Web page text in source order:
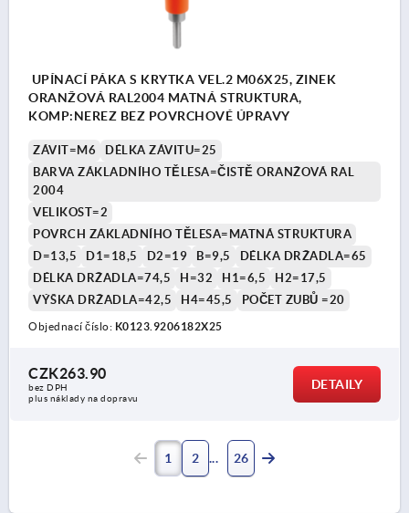
UPÍNACÍ PÁKA S KRYTKA VEL.2 M06X25, ZINEK
ORANŽOVÁ RAL2004 MATNÁ STRUKTURA,
KOMP:NEREZ BEZ POVRCHOVÉ ÚPRAVY
ZÁVIT=M6
DÉLKA ZÁVITU=25
BARVA ZÁKLADNÍHO TĚLESA=ČISTĚ ORANŽOVÁ RAL
2004
VELIKOST=2
POVRCH ZÁKLADNÍHO TĚLESA=MATNÁ STRUKTURA
D=13,5
D1=18,5 D2=19 B=9,5
DÉLKA DRŽADLA=65
DÉLKA DRŽADLA=74,5
H=32 H1=6,5
H2=17,5
VÝŠKA DRŽADLA=42,5
H4=45,5 POČET ZUBŮ =20
Objednací číslo: K0123.9206182X25
CZK263.90
bez DPH
plus náklady na dopravu
DETAILY
1 2 26